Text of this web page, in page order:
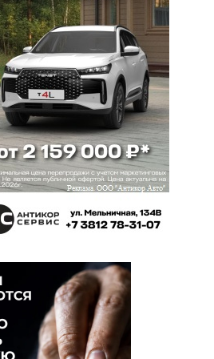
2025 в 16:27:
Когда все вокруг дома
рухнут, тогда будут охать,
раводить, сокрушаться... одно
19 августа 2025 в 15:40:
Омской области не смогла выйти за
области
августа 2025 в 15:15:
и должна быть остановлена
состояние.
2025 в 15:00:
судью Баер.